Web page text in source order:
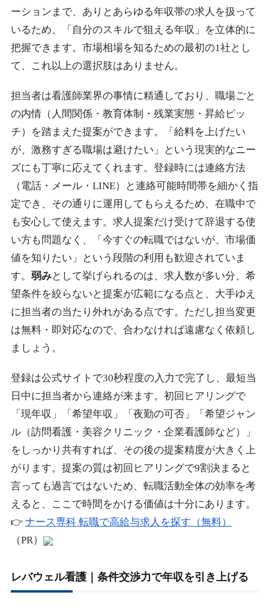
ーションまで、ありとあらゆる年収帯の求人を扱って
いるため、「自分のスキルで狙える年収」を立体的に
把握できます。市場相場を知るための最初の1社とし
て、これ以上の選択肢はありません。
担当者は看護師業界の事情に精通しており、職場ごと
の内情（人間関係・教育体制・残業実態・昇給ピッ
チ）を踏まえた提案ができます。「給料を上げたい
が、激務すぎる職場は避けたい」という現実的なニー
ズにも丁寧に応えてくれます。登録時には連絡方法
（電話・メール・LINE）と連絡可能時間帯を細かく指
定でき、その通りに運用してもらえるため、在職中で
も安心して使えます。求人提案だけ受けて辞退する使
い方も問題なく、「今すぐの転職ではないが、市場価
値を知りたい」という段階の利用も歓迎されていま
す。 弱みとして挙げられるのは、求人数が多い分、希
望条件を絞らないと提案が広範になる点と、大手ゆえ
に担当者の当たり外れがある点です。ただし担当変更
は無料・即対応なので、合わなければ遠慮なく依頼し
ましょう。
登録は公式サイトで30秒程度の入力で完了し、最短当
日中に担当者から連絡が来ます。初回ヒアリングで
「現年収」「希望年収」「夜勤の可否」「希望ジャン
ル（訪問看護・美容クリニック・企業看護師など）」
をしっかり共有すれば、その後の提案精度が大きく上
がります。提案の質は初回ヒアリングで9割決まると
言っても過言ではないため、転職活動全体の効率を考
えると、ここで時間をかける価値は十分にあります。
👉 ナース専科 転職で高給与求人を探す（無料）
（PR）
レバウェル看護｜条件交渉力で年収を引き上げる